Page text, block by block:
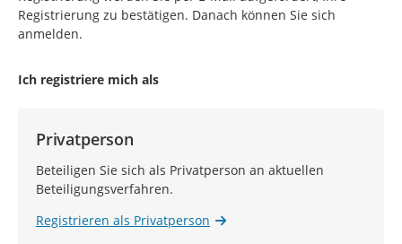
Registrierung zu bestätigen. Danach können Sie sich
anmelden.
Ich registriere mich als
Privatperson
Beteiligen Sie sich als Privatperson an aktuellen
Beteiligungsverfahren.
Registrieren als Privatperson